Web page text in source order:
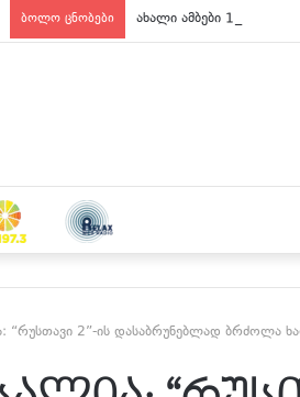
ბოლო ცნობები ახალი ამბები 15:00
“რუსთავი 2”-ის დასაბრუნებლად ბრძოლა